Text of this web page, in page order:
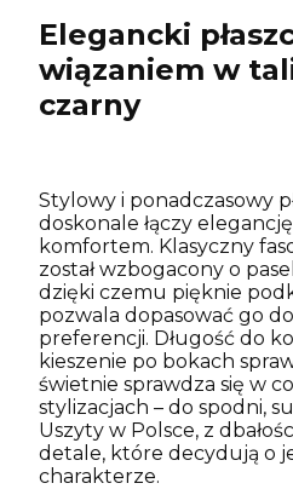
Elegancki
wiązaniem w
czarny
Stylowy i ponadczasowy
doskonale łączy
komfortem. Klasyczny
został wzbogacony o
dzięki czemu pięknie
pozwala dopasować go
preferencji. Długość do
kieszenie po bokach
świetnie sprawdza się w
stylizacjach – do spodni,
Uszyty w Polsce, z
detale, które decydują o
charakterze.